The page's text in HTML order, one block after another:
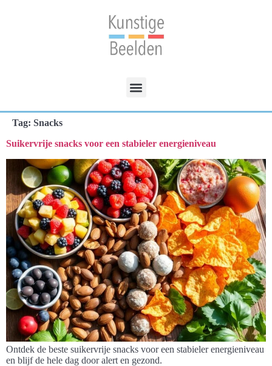
Tag: Snacks
Suikervrije snacks voor een stabieler energieniveau
Ontdek de beste suikervrije snacks voor een stabieler energieniveau
en blijf de hele dag door alert en gezond.